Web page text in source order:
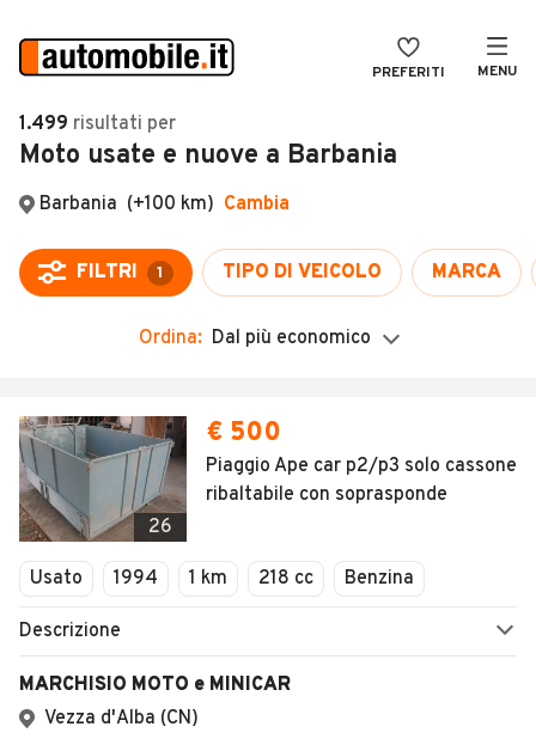
PREFERITI MENU
Auto
Auto usate
Auto Km 0
Auto Nuove
Noleggio a lungo termine
Moto
Camper
Veicoli Commerciali
Concessionari
VENDI
MAGAZINE
ACCEDI
1.499 risultati per
Moto usate e nuove a Barbania
Barbania (+100 km) Cambia
FILTRI 1 TIPO DI VEICOLO MARCA
Ordina: Dal più economico